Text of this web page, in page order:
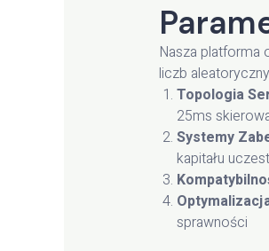
Nasza platforma
liczb
Topologia
25ms
Systemy
kapitału
sprawności